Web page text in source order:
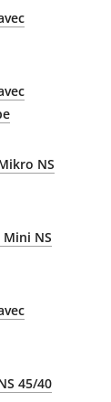
NS
NS
45/40